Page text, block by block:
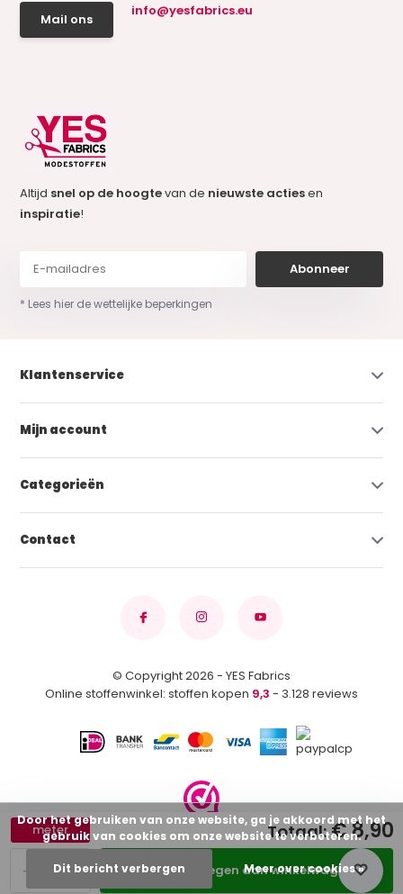
+
-
meter
Toevoegen aan winkelwagen
Totaal:€ 8,90
Mail ons
info@yesfabrics.eu
Altijd snel op de hoogtevan de nieuwste actiesen
inspiratie!
Abonneer
* Lees hier de wettelijke beperkingen
Klantenservice
Mijn account
Categorieën
Contact
© Copyright 2026 - YES Fabrics
Online stoffenwinkel: stoffen kopen 9,3 - 3.128 reviews
Door het gebruiken van onze website, ga je akkoord met het
gebruik van cookies om onze website te verbeteren.
Dit bericht verbergen Meer over cookies »